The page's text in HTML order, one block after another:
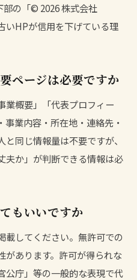
の「© 2026 株式会社
いHPが信用を下げている理
ページは必要ですか
業概要」「代表プロフィー
業内容・所在地・連絡先・
同じ情報量は不要ですが、
夫か」が判断できる情報は必
もいいですか
載してください。無許可での
があります。許可が得られな
公庁」等の一般的な表現で代